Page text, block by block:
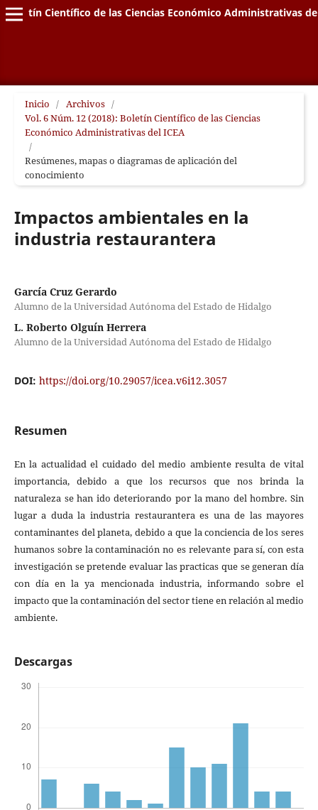
Boletín Científico de las Ciencias Económico Administrativas
Inicio / Archivos /
Vol. 6 Núm. 12 (2018): Boletín Científico de las Ciencias
Económico Administrativas del ICEA
/
Resúmenes, mapas o diagramas de aplicación del
conocimiento
Impactos ambientales en la
industria restaurantera
García Cruz Gerardo
Alumno de la Universidad Autónoma del Estado de Hidalgo
L. Roberto Olguín Herrera
Alumno de la Universidad Autónoma del Estado de Hidalgo
DOI: https://doi.org/10.29057/icea.v6i12.3057
Resumen
En la actualidad el cuidado del medio ambiente resulta de vital
importancia, debido a que los recursos que nos brinda la
naturaleza se han ido deteriorando por la mano del hombre. Sin
lugar a duda la industria restaurantera es una de las mayores
contaminantes del planeta, debido a que la conciencia de los seres
humanos sobre la contaminación no es relevante para sí, con esta
investigación se pretende evaluar las practicas que se generan día
con día en la ya mencionada industria, informando sobre el
impacto que la contaminación del sector tiene en relación al medio
ambiente.
Descargas